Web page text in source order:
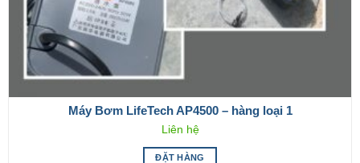
Máy Bơm LifeTech AP4500 – hàng loại 1
Liên hệ
ĐẶT HÀNG